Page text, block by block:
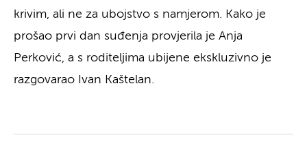
krivim, ali ne za ubojstvo s namjerom. Kako je
prošao prvi dan suđenja provjerila je Anja
Perković, a s roditeljima ubijene ekskluzivno je
razgovarao Ivan Kaštelan.